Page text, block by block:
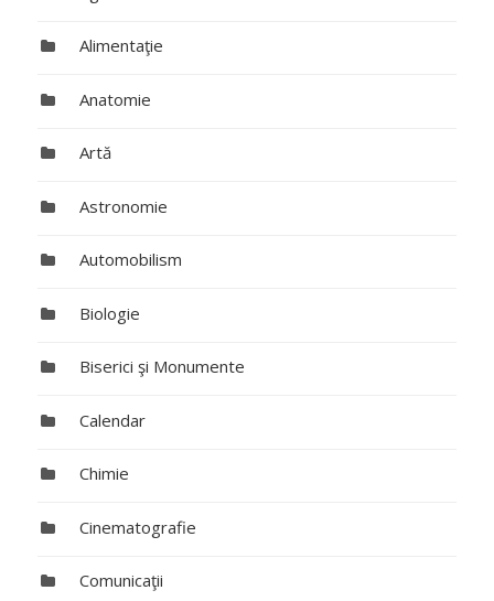
Alimentaţie
Anatomie
Artă
Astronomie
Automobilism
Biologie
Biserici şi Monumente
Calendar
Chimie
Cinematografie
Comunicaţii